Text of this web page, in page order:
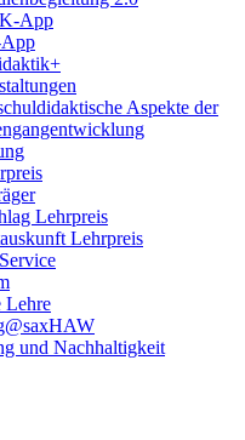
App
Aspekte der
Lehrpreis
Lehrpreis
Lehre
und Nachhaltigkeit